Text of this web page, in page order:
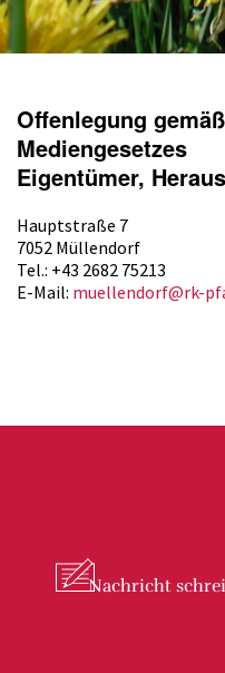
Offenlegung
Mediengesetzes
Eigentümer,
Hauptstraße 7
7052 Müllendorf
Tel.: +43 2682 75213
E-Mail: muellendorf@rk-
Nachricht